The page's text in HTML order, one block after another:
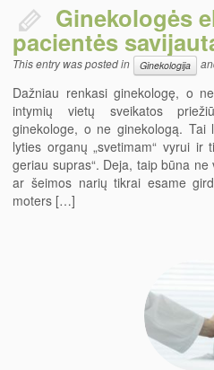
Breketai
Balinimas
Ginekologės
pacientės
This entry was posted in Ginekologija
Dažniau renkasi ginekologę, o
intymių vietų sveikatos
ginekologe, o ne ginekologą. Tai
lyties organų „svetimam“ vyrui ir
geriau supras“. Deja, taip būna
ar šeimos narių tikrai esame
moters […]